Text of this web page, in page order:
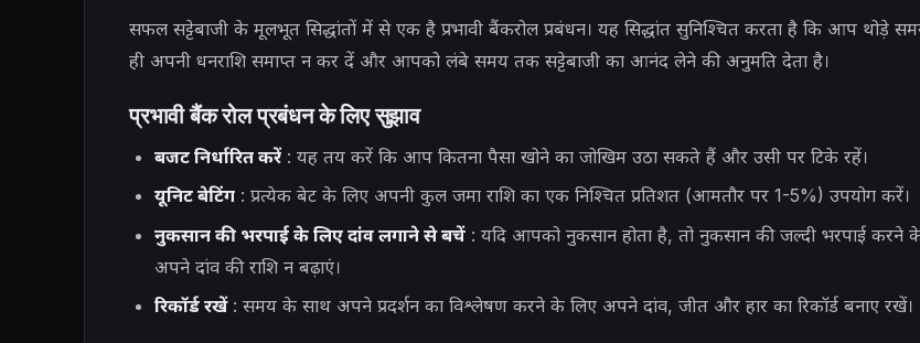
सफल सट्टेबाजी के मूलभूत सिद्धांतों में से एक है प्रभावी बैंकरोल प्रबंधन। यह सिद्धांत सुनिश्चित करता है कि आप थोड़े
ही अपनी धनराशि समाप्त न कर दें और आपको लंबे समय तक सट्टेबाजी का आनंद लेने की अनुमति देता है।
प्रभावी बैंक रोल प्रबंधन के लिए सुझाव
बजट निर्धारित करें: यह तय करें कि आप कितना पैसा खोने का जोखिम उठा सकते हैं और उसी पर टिके रहें।
यूनिट बेटिंग: प्रत्येक बेट के लिए अपनी कुल जमा राशि का एक निश्चित प्रतिशत (आमतौर पर 1-5%) उपयोग करें।
नुकसान की भरपाई के लिए दांव लगाने से बचें: यदि आपको नुकसान होता है, तो नुकसान की जल्दी भरपाई करने
अपने दांव की राशि न बढ़ाएं।
रिकॉर्ड रखें: समय के साथ अपने प्रदर्शन का विश्लेषण करने के लिए अपने दांव, जीत और हार का रिकॉर्ड बनाए रखें।